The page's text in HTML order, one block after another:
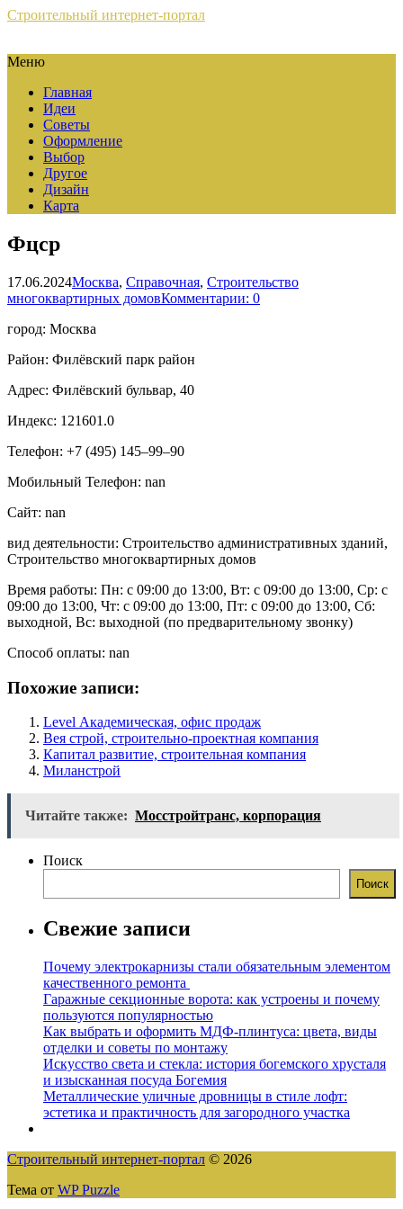
Строительный интернет-портал
Меню
Главная
Идеи
Советы
Оформление
Выбор
Другое
Дизайн
Карта
Фцср
17.06.2024Москва, Справочная, Строительство
многоквартирных домовКомментарии: 0
город: Москва
Район: Филёвский парк район
Адрес: Филёвский бульвар, 40
Индекс: 121601.0
Телефон: +7 (495) 145‒99‒90
Мобильный Телефон: nan
Сайт: nan
вид деятельности: Строительство административных зданий,
Строительство многоквартирных домов
Время работы: Пн: с 09:00 до 13:00, Вт: с 09:00 до 13:00, Ср: с
09:00 до 13:00, Чт: с 09:00 до 13:00, Пт: с 09:00 до 13:00, Сб:
выходной, Вс: выходной (по предварительному звонку)
Способ оплаты: nan
Похожие записи:
Level Академическая, офис продаж
Вея строй, строительно-проектная компания
Капитал развитие, строительная компания
Миланстрой
Читайте также: Мосстройтранс, корпорация
Поиск
Поиск
Свежие записи
Почему электрокарнизы стали обязательным элементом
качественного ремонта
Гаражные секционные ворота: как устроены и почему
пользуются популярностью
Как выбрать и оформить МДФ-плинтуса: цвета, виды
отделки и советы по монтажу
Искусство света и стекла: история богемского хрусталя
и изысканная посуда Богемия
Металлические уличные дровницы в стиле лофт:
эстетика и практичность для загородного участка
Строительный интернет-портал © 2026
Тема от WP Puzzle